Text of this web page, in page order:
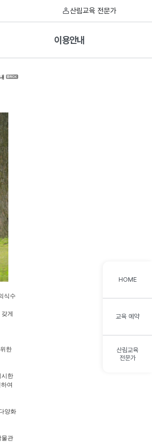
산림교육 전문가
이용안내
식수
게
한
시한
여
양화
물관
HOME
교육 예약
산림교육
전문가